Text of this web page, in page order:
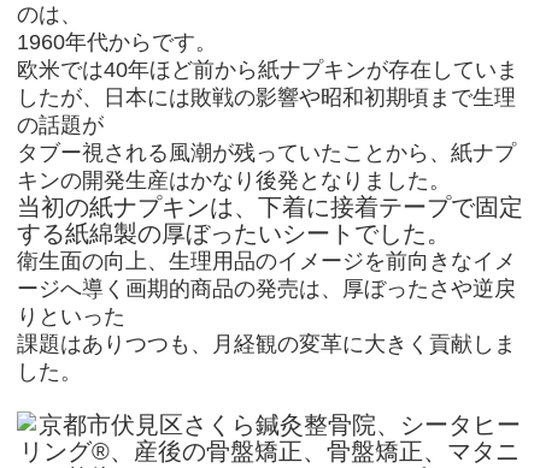
のは、
1960年代からです。
欧米では40年ほど前から紙ナプキンが存在していま
したが、日本には敗戦の影響や昭和初期頃まで生理
の話題が
タブー視される風潮が残っていたことから、紙ナプ
キンの開発生産はかなり後発となりました。
当初の紙ナプキンは、下着に接着テープで固定
する紙綿製の厚ぼったいシートでした。
衛生面の向上、生理用品のイメージを前向きなイメ
ージへ導く画期的商品の発売は、厚ぼったさや逆戻
りといった
課題はありつつも、月経観の変革に大きく貢献しま
した。